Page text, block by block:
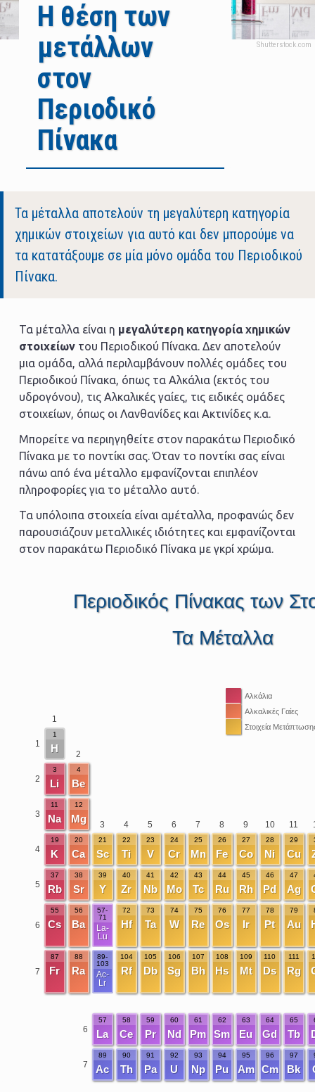
Η θέση των
μετάλλων
στον
Περιοδικό
Πίνακα
Τα μέταλλα αποτελούν τη μεγαλύτερη κατηγορία
χημικών στοιχείων για αυτό και δεν μπορούμε να
τα κατατάξουμε σε μία μόνο ομάδα του Περιοδικού
Πίνακα.
Τα μέταλλα είναι η μεγαλύτερη κατηγορία χημικών
στοιχείωντου Περιοδικού Πίνακα. Δεν αποτελούν
μια ομάδα, αλλά περιλαμβάνουν πολλές ομάδες του
Περιοδικού Πίνακα, όπως τα Αλκάλια (εκτός του
υδρογόνου), τις Αλκαλικές γαίες, τις ειδικές ομάδες
στοιχείων, όπως οι Λανθανίδες και Ακτινίδες κ.α.
Μπορείτε να περιηγηθείτε στον παρακάτω Περιοδικό
Πίνακα με το ποντίκι σας. Όταν το ποντίκι σας είναι
πάνω από ένα μέταλλο εμφανίζονται επιπλέον
πληροφορίες για το μέταλλο αυτό.
Τα υπόλοιπα στοιχεία είναι αμέταλλα, προφανώς δεν
παρουσιάζουν μεταλλικές ιδιότητες και εμφανίζονται
στον παρακάτω Περιοδικό Πίνακα με γκρί χρώμα.
Περιοδικός Πίνακας των
Τα Μέταλλα
Αλκάλια
Αλκαλικές Γαίες
Στοιχεία
1
1
1
Η 2
2
3
Li
4
Be
3
11
Na
12
Mg 3 4 5 6 7 8 9 10 11
4
19
K
20
Ca
21
Sc
22
Ti
23
V
24
Cr
25
Mn
26
Fe
27
Co
28
Ni
29
Cu
5
37
Rb
38
Sr
39
Y
40
Zr
41
Nb
42
Mo
43
Tc
44
Ru
45
Rh
46
Pd
47
Ag
6
55
Cs
56
Ba
57-
71
La-
Lu
72
Hf
73
Ta
74
W
75
Re
76
Os
77
Ir
78
Pt
79
Au
7
87
Fr
88
Ra
89-
103
Ac-
Lr
104
Rf
105
Db
106
Sg
107
Bh
108
Hs
109
Mt
110
Ds
111
Rg
6
57
La
58
Ce
59
Pr
60
Nd
61
Pm
62
Sm
63
Eu
64
Gd
65
Tb
7
89
Ac
90
Th
91
Pa
92
U
93
Np
94
Pu
95
Am
96
Cm
97
Bk